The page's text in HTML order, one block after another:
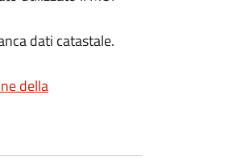
dati catastale.
della